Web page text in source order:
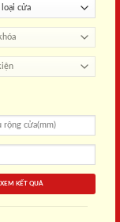
XEM KẾT QUẢ